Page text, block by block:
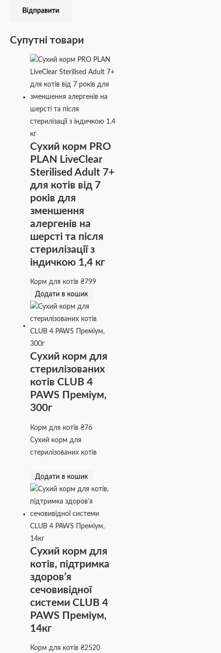
Супутні товари
Сухий корм PRO
PLAN LiveClear
Sterilised Adult 7+
для котів від 7
років для
зменшення
алергенів на
шерсті та після
стерилізації з
індичкою 1,4 кг
Корм для котів₴799
Додати в кошик
Сухий корм для
стерилізованих
котів CLUB 4
PAWS Преміум,
300г
Корм для котів₴76
Сухий корм для
стерилізованих котів
Додати в кошик
Сухий корм для
котів, підтримка
здоров’я
сечовивідної
системи CLUB 4
PAWS Преміум,
14кг
Корм для котів₴2520